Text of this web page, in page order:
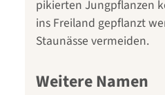
pikierten Jungpflanzen
ins Freiland gepflanzt
Staunässe vermeiden.
Weitere Namen